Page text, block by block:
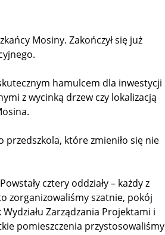
Mosiny. Zakończył się już
hamulcem dla inwestycji
z wycinką drzew czy lokalizacją
przedszkola, które zmieniło się nie
cztery oddziały – każdy z
zorganizowaliśmy szatnie, pokój
Zarządzania Projektami i
pomieszczenia przystosowaliśmy